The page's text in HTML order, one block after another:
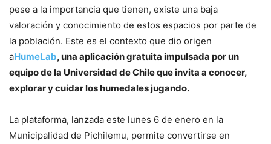
pese a la importancia que tienen, existe una baja
valoración y conocimiento de estos espacios por parte de
la población. Este es el contexto que dio origen
aHumeLab, una aplicación gratuita impulsada por un
equipo de la Universidad de Chile que invita a conocer,
explorar y cuidar los humedales jugando.
La plataforma, lanzada este lunes 6 de enero en la
Municipalidad de Pichilemu, permite convertirse en